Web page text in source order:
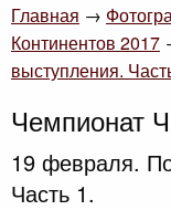
Главная →
Континентов 2017
выступления.
Чемпионат
19 февраля.
Часть 1.